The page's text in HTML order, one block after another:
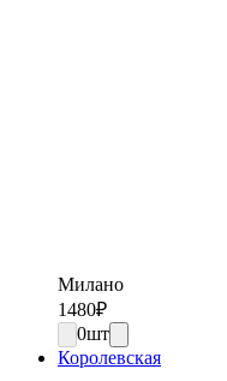
Милано
1480₽
0шт
Королевская